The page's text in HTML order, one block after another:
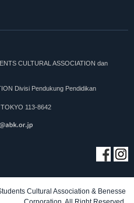
CULTURAL ASSOCIATION dan
Divisi Pendukung Pendidikan
113-8642
Cultural Association & Benesse